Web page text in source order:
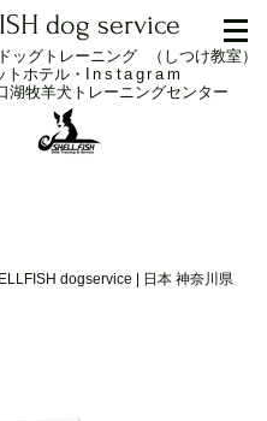
dog service
ドッグトレーニング （しつけ教室）
トホテル・
Instagram
牧羊犬トレーニングセンター
dogservice | 日本 神奈川県